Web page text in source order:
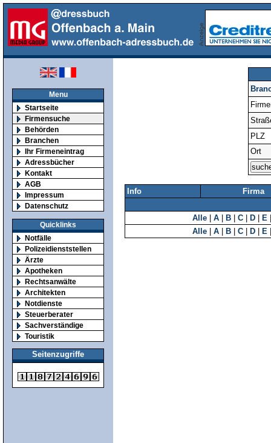
Menu
Startseite
Firmensuche
Behörden
Branchen
Ihr Firmeneintrag
Adressbücher
Kontakt
AGB
Impressum
Datenschutz
Quicklinks
Notfälle
Polizeidienststellen
Ärzte
Apotheken
Rechtsanwälte
Architekten
Notdienste
Steuerberater
Sachverständige
Touristik
Seitenzugriffe
PLZ
Ort
Info Firma
Alle A B C D E
Alle
A B C D E